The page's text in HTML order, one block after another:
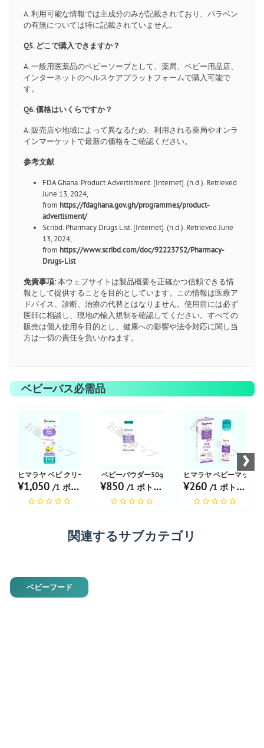
A. 利用可能な情報では主成分のみが記載されており、パラベン
の有無については特に記載されていません。
Q5. どこで購入できますか？
A. 一般用医薬品のベビーソープとして、薬局、ベビー用品店、
インターネットのヘルスケアプラットフォームで購入可能で
す。
Q6. 価格はいくらですか？
A. 販売店や地域によって異なるため、利用される薬局やオンラ
インマーケットで最新の価格をご確認ください。
参考文献
FDA Ghana. Product Advertisment. [Internet]. (n.d.). Retrieved
June 13, 2024,
from https://fdaghana.gov.gh/programmes/product-
advertisment/
Scribd. Pharmacy Drugs List. [Internet]. (n.d.). Retrieved June
13, 2024,
from https://www.scribd.com/doc/92223752/Pharmacy-
Drugs-List
免責事項:本ウェブサイトは製品概要を正確かつ信頼できる情
報として提供することを目的としています。この情報は医療ア
ドバイス、診断、治療の代替とはなりません。使用前には必ず
医師に相談し、現地の輸入規制を確認してください。すべての
販売は個人使用を目的とし、健康への影響や法令対応に関し当
方は一切の責任を負いかねます。
ベビーバス必需品
お薬ショップ
ヒマラヤ ベビ クリーム
¥1,050 /1 ボトル あたり
お薬ショップ
ベビーパウダー50g
¥850/1 ボトル あたり
お薬ショップ
ヒマラヤ ベビーマッサ
¥260 /1 ボトル あたり
›
関連するサブカテゴリ
ベビーフード